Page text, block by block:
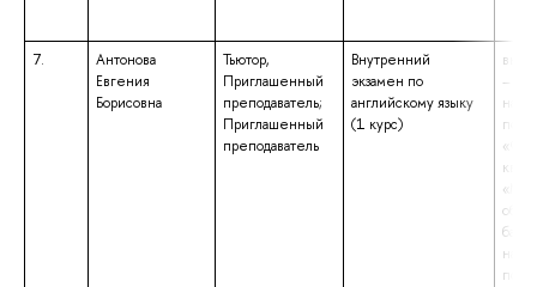
7.
Антонова
Евгения
Борисовна
Тьютор,
Приглашенный
преподаватель;
Приглашенный
преподаватель
Внутренний
экзамен по
английскому языку
(1 курс)
–